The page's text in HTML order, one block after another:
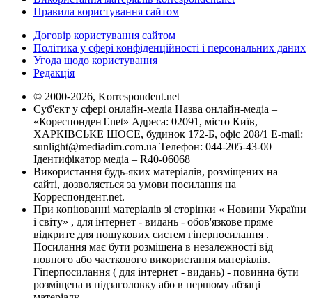
Правила користування сайтом
Договір користування сайтом
Політика у сфері конфіденційності і персональних даних
Угода щодо користування
Редакція
© 2000-2026, Korrespondent.net
Суб'єкт у сфері онлайн-медіа Назва онлайн-медіа –
«КореспонденТ.net» Адреса: 02091, місто Київ,
ХАРКІВСЬКЕ ШОСЕ, будинок 172-Б, офіс 208/1 E-mail:
sunlight@mediadim.com.ua Телефон: 044-205-43-00
Ідентифікатор медіа – R40-06068
Використання будь-яких матеріалів, розміщених на
сайті, дозволяється за умови посилання на
Корреспондент.net.
При копіюванні матеріалів зі сторінки « Новини України
і світу» , для інтернет - видань - обов'язкове пряме
відкрите для пошукових систем гіперпосилання .
Посилання має бути розміщена в незалежності від
повного або часткового використання матеріалів.
Гіперпосилання ( для інтернет - видань) - повинна бути
розміщена в підзаголовку або в першому абзаці